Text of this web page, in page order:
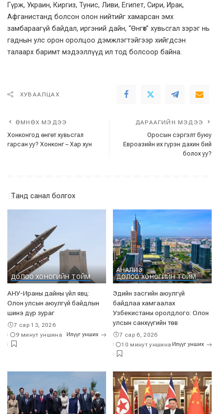
Гүрж, Украин, Киргиз, Тунис, Ливи, Египет, Сири, Ирак,
Афганистанд болсон олон нийтийг хамарсан эмх
замбараагүй байдал, иргэний дайн, “Өнгөт” хувьсгал зэрэг нь
гаднын улс орон оролцоо дэмжлэгтэйгээр хийгдсэн
талаарх баримт мэдээллүүд ил тод болсоор байна.
ХУВААЛЦАХ
ӨМНӨХ МЭДЭЭ
Хонконгод өнгөт хувьсгал
гарсан уу? Хонконг – Хар хун
ДАРААГИЙН МЭДЭЭ
Оросын сэргэлт буюу
Евроазийн их гүрэн дахин бий
болох уу?
Танд санал болгох
ДОЛОО ХОНОГИЙН ТОЙМ
АНУ-Ираны дайны үйл явц:
Олон улсын аюулгүй байдлын
шинэ дүр зураг
7 сар 13, 2026
9 минут уншина
Илүүг унших
АНАЛИЗ
ДОЛОО ХОНОГИЙН ТОЙМ
Эдийн засгийн аюулгүй
байдлаа хамгаалах
Узбекистаны оролдлого: Олон
улсын санхүүгийн төв
7 сар 6, 2026
10 минут уншина Илүүг унших